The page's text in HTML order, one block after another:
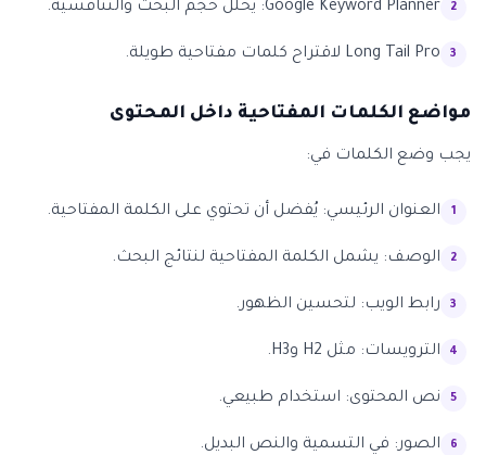
Google Keyword Planner: يحلل حجم البحث والتنافسية.
Long Tail Pro لاقتراح كلمات مفتاحية طويلة.
مواضع الكلمات المفتاحية داخل المحتوى
يجب وضع الكلمات في:
العنوان الرئيسي: يُفضل أن تحتوي على الكلمة المفتاحية.
الوصف: يشمل الكلمة المفتاحية لنتائج البحث.
رابط الويب: لتحسين الظهور.
الترويسات: مثل H2 وH3.
نص المحتوى: استخدام طبيعي.
الصور: في التسمية والنص البديل.